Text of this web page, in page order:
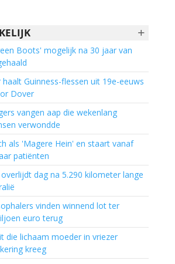
+
Boots' mogelijk na 30 jaar van
haalt Guinness-flessen uit 19e-eeuws
Dover
vangen aap die wekenlang
verwondde
als 'Magere Hein' en staart vanaf
patiënten
dag na 5.290 kilometer lange
vinden winnend lot ter
euro terug
die lichaam moeder in vriezer
kreeg